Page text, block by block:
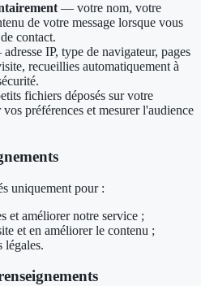
— votre nom, votre
de votre message lorsque vous
contact.
IP, type de navigateur, pages
recueillies automatiquement à
fichiers déposés sur votre
préférences et mesurer l'audience
uniquement pour :
et améliorer notre service ;
et en améliorer le contenu ;
légales.